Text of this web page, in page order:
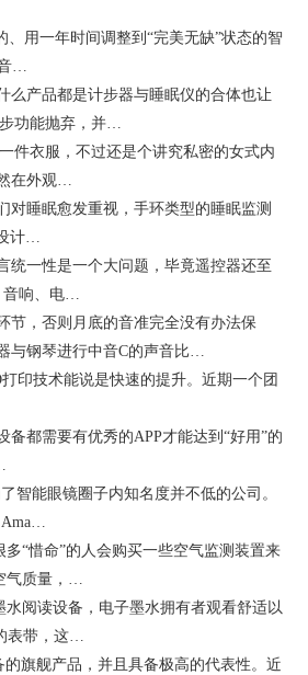
用一年时间调整到“完美无缺”状态的智
…
产品都是计步器与睡眠仪的合体也让
功能抛弃，并…
衣服，不过还是个讲究私密的女式内
在外观…
睡眠愈发重视，手环类型的睡眠监测
计…
一性是一个大问题，毕竟遥控器还至
音响、电…
，否则月底的音准完全没有办法保
与钢琴进行中音C的声音比…
技术能说是快速的提升。近期一个团
都需要有优秀的APP才能达到“好用”的
能眼镜圈子内知名度并不低的公司。
Ama…
“惜命”的人会购买一些空气监测装置来
气质量，…
阅读设备，电子墨水拥有者观看舒适以
表带，这…
旗舰产品，并且具备极高的代表性。近